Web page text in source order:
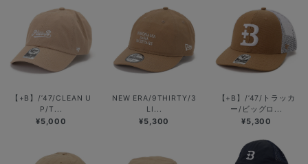
【+B】/’47/CLEAN U
P/T...
¥5,000
NEW ERA/9THIRTY/3
LI...
¥5,300
【+B】/’47/トラッカ
ー/ビッグロ...
¥5,300